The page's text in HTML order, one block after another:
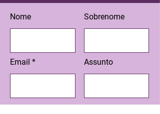
Nome
Email
Sobrenome
Assunto